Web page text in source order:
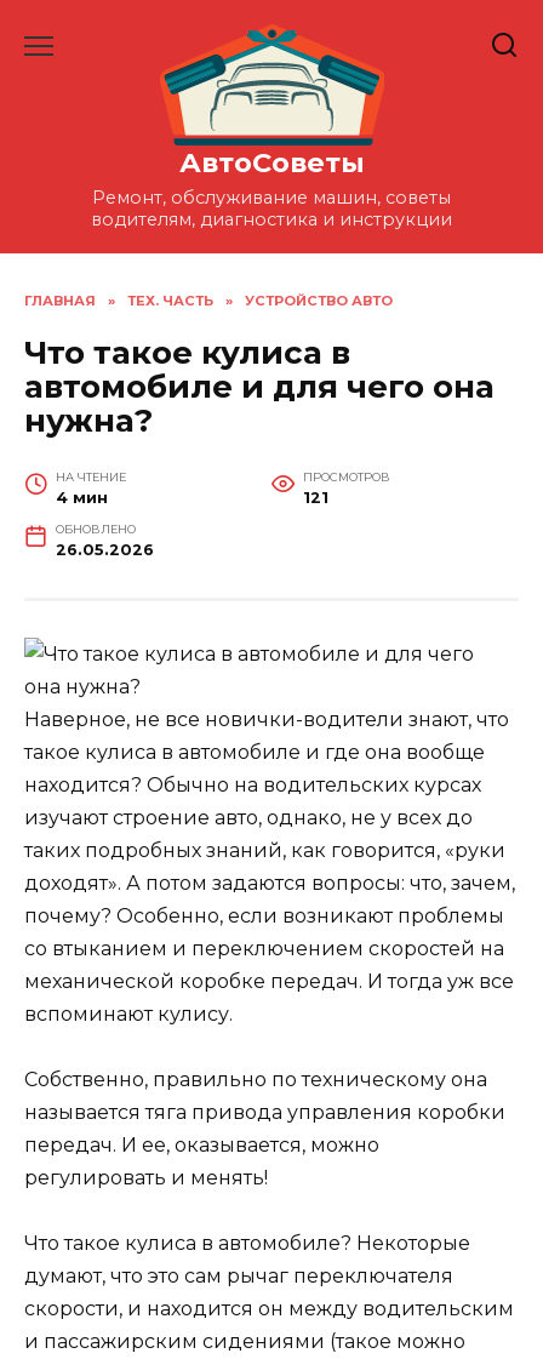
АвтоСоветы
Ремонт, обслуживание машин, советы
водителям, диагностика и инструкции
ГЛАВНАЯ » ТЕХ. ЧАСТЬ » УСТРОЙСТВО АВТО
Что такое кулиса в
автомобиле и для чего она
нужна?
НА ЧТЕНИЕ
4 мин
ПРОСМОТРОВ
121
ОБНОВЛЕНО
26.05.2026
Наверное, не все новички-водители знают, что
такое кулиса в автомобиле и где она вообще
находится? Обычно на водительских курсах
изучают строение авто, однако, не у всех до
таких подробных знаний, как говорится, «руки
доходят». А потом задаются вопросы: что, зачем,
почему? Особенно, если возникают проблемы
со втыканием и переключением скоростей на
механической коробке передач. И тогда уж все
вспоминают кулису.
Собственно, правильно по техническому она
называется тяга привода управления коробки
передач. И ее, оказывается, можно
регулировать и менять!
Что такое кулиса в автомобиле? Некоторые
думают, что это сам рычаг переключателя
скорости, и находится он между водительским
и пассажирским сидениями (такое можно